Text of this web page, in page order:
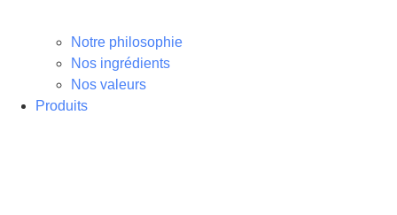
Notre philosophie
Nos ingrédients
Nos valeurs
Produits